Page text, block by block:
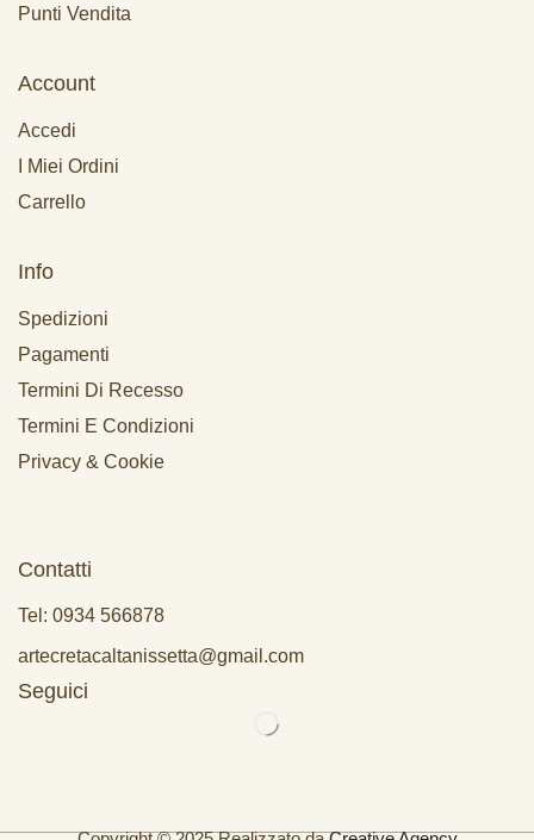
Punti Vendita
Account
Accedi
I Miei Ordini
Carrello
Info
Spedizioni
Pagamenti
Termini Di Recesso
Termini E Condizioni
Privacy & Cookie
Contatti
Tel: 0934 566878
artecretacaltanissetta@gmail.com
Seguici